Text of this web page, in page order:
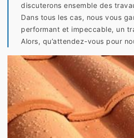
discuterons ensemble des
Dans tous les cas, nous vous
performant et impeccable, un
Alors, qu’attendez-vous pour